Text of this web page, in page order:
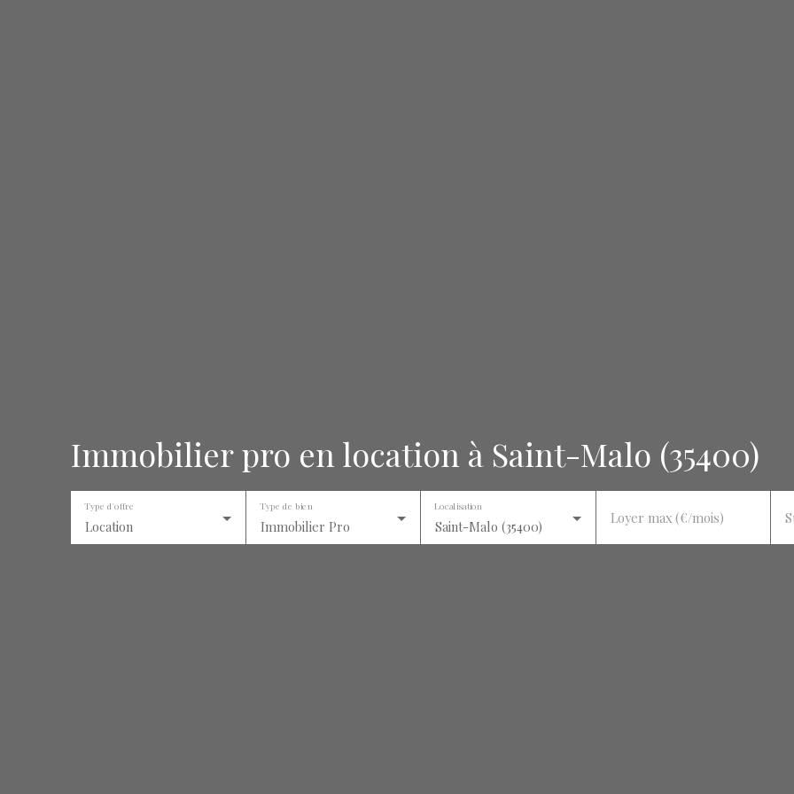
Immobilier pro en location à Saint-Malo (35400)
Location
Type d'offre
Immobilier Pro
Type de bien
Saint-Malo (35400)
Localisation
Loyer max (€/mois)